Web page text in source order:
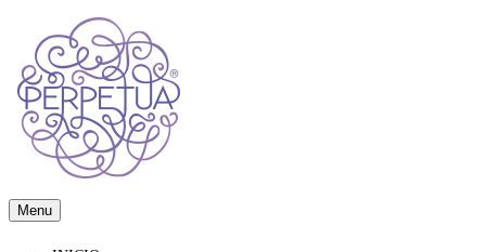
content
visual arts & crafts studio
Menu